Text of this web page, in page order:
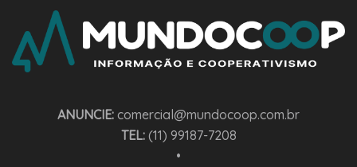
ANUNCIE: comercial@mundocoop.com.br
TEL:(11) 99187-7208
•